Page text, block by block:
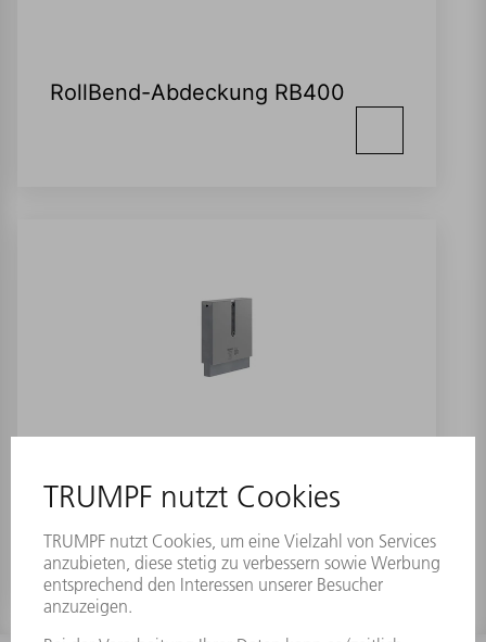
RollBend-Abdeckung RB400
RollBend RBK 200